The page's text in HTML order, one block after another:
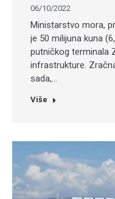
06/10/2022
Ministarstvo mora,
je 50 milijuna kuna
putničkog terminala
infrastrukture.
sada,…
Više